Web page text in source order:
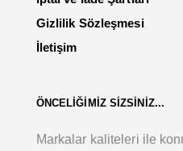
Gizlilik Sözleşmesi
İletişim
ÖNCELİĞİMİZ SİZSİNİZ...
Markalar kaliteleri ile